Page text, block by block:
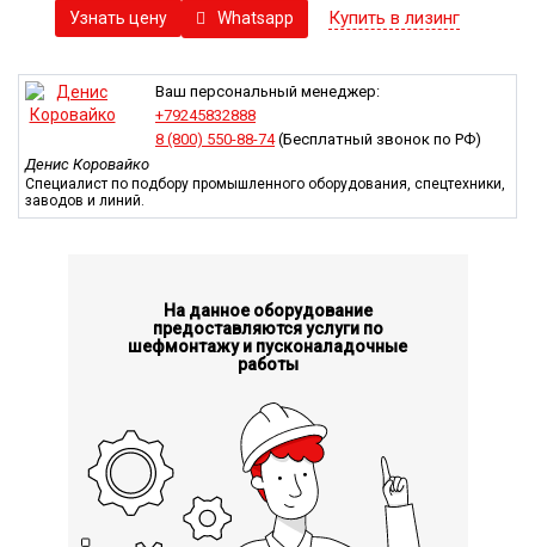
возможность управлять рабочими процессами
дистанционно, занимая наиболее удобное с точки зрения
безопасности работ, позволяет повысить общую
эффективность труда.
Самоходные модели бетононасосов за счет своей
мобильности выступают альтернативным вариантом для
стационарного оборудования, позволяют в течение
нескольких минут переместить установку на новое место на
Узнать цену Whatsapp Купить в лизинг
Ваш персональный менеджер:
+79245832888
8 (800) 550-88-74(Бесплатный звонок по РФ)
Денис Коровайко
Специалист по подбору промышленного оборудования, спецтехники,
заводов и линий.
На данное оборудование
предоставляются услуги по
шефмонтажу и пусконаладочные
работы